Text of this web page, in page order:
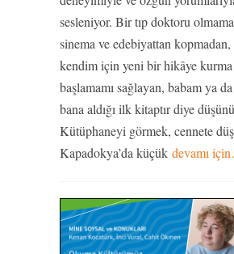
sesleniyor. Bir tıp doktoru
sinema ve edebiyattan
kendim için yeni bir hikâye
başlamamı sağlayan, babam ya
bana aldığı ilk kitaptır diye
Kütüphaneyi görmek, cennete
Kapadokya’da küçük devamı